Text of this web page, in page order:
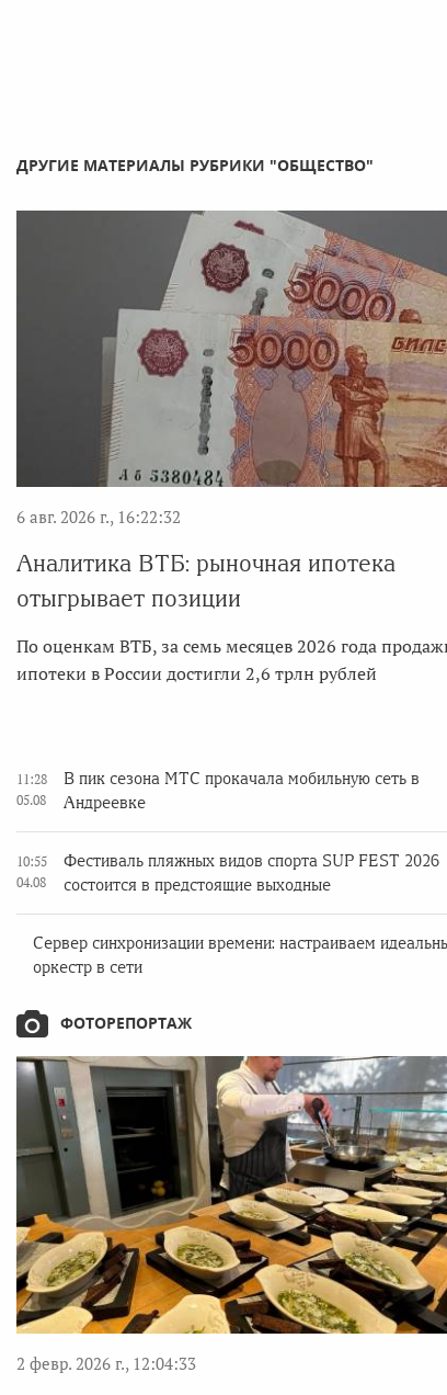
ДРУГИЕ МАТЕРИАЛЫ РУБРИКИ "ОБЩЕСТВО"
6 авг. 2026 г., 16:22:32
Аналитика ВТБ: рыночная ипотека
отыгрывает позиции
По оценкам ВТБ, за семь месяцев 2026 года
ипотеки в России достигли 2,6 трлн рублей
11:28
05.08
В пик сезона МТС прокачала мобильную сеть в
Андреевке
10:55
04.08
Фестиваль пляжных видов спорта SUP FEST 2026
состоится в предстоящие выходные
Сервер синхронизации времени: настраиваем
оркестр в сети
ФОТОРЕПОРТАЖ
2 февр. 2026 г., 12:04:33